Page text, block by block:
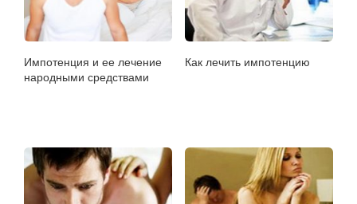
Импотенция и ее лечение
народными средствами
Как лечить импотенцию